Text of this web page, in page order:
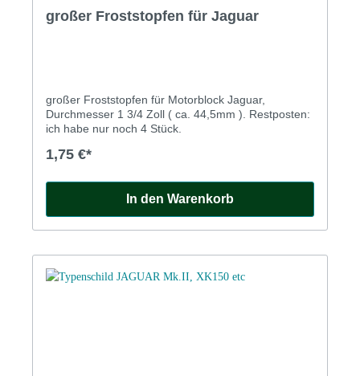
großer Froststopfen für Jaguar
großer Froststopfen für Motorblock Jaguar,
Durchmesser 1 3/4 Zoll ( ca. 44,5mm ). Restposten:
ich habe nur noch 4 Stück.
1,75 €*
In den Warenkorb